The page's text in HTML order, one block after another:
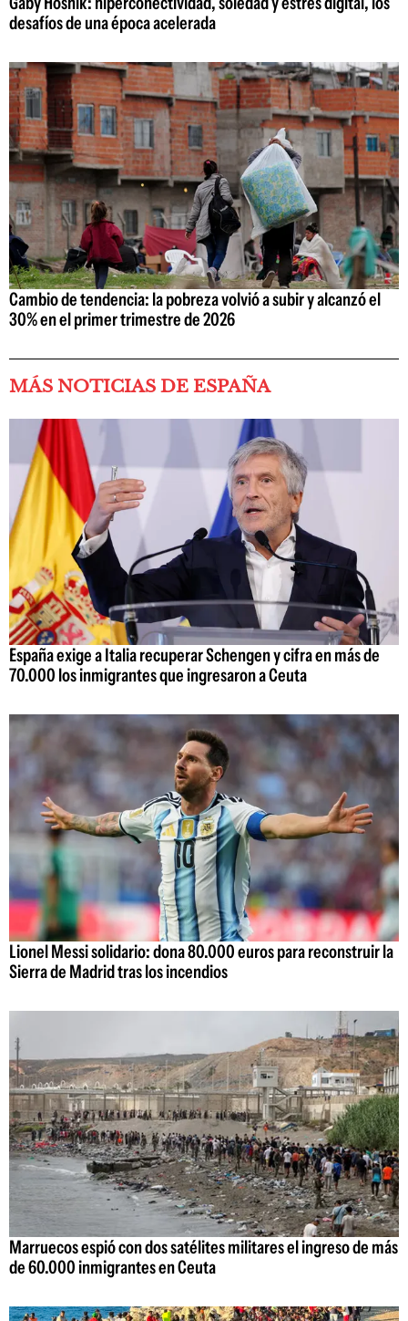
desafíos de una época acelerada
Cambio de tendencia: la pobreza volvió a subir y alcanzó el
30% en el primer trimestre de 2026
MÁS NOTICIAS DE ESPAÑA
España exige a Italia recuperar Schengen y cifra en más de
70.000 los inmigrantes que ingresaron a Ceuta
Lionel Messi solidario: dona 80.000 euros para reconstruir la
Sierra de Madrid tras los incendios
Marruecos espió con dos satélites militares el ingreso de más
de 60.000 inmigrantes en Ceuta